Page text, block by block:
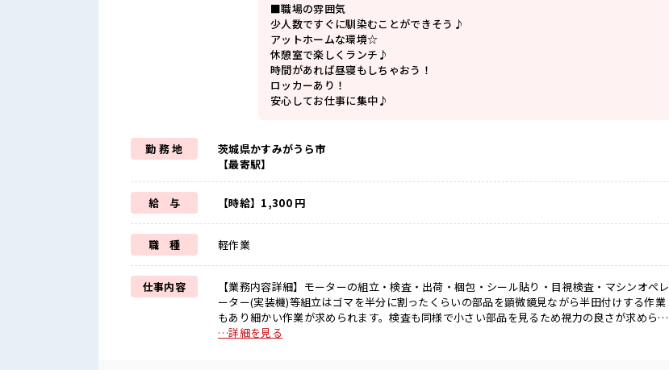
■職場の雰囲気
少人数ですぐに馴染むことができそう♪
アットホームな環境☆
休憩室で楽しくランチ♪
時間があれば昼寝もしちゃおう！
ロッカーあり！
安心してお仕事に集中♪
勤 務 地
茨城県かすみがうら市
【最寄駅】
給 与 【時給】1,300 円
職 種 軽作業
仕事内容
【業務内容詳細】モーターの組立・検査・出荷・梱包・シール貼り・目視検査・マシンオペレ
ーター(実装機)等組立はゴマを半分に割ったくらいの部品を顕微鏡見ながら半田付けする作業
もあり細かい作業が求められます。検査も同様で小さい部品を見るため視力の良さが求められ
ます。【取扱製品情報】LEDライト ■お仕事PR ≪残業基本なし≫ 自分の時間をしっかり確保
…詳細を見る